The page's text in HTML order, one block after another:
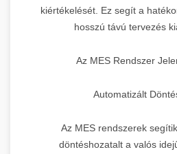
kiértékelését. Ez segít a
hosszú távú tervezés
Az MES Rendszer
Automatizált
Az MES rendszerek
döntéshozatalt a valós